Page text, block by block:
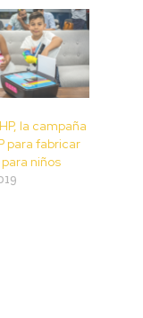
la campaña
para fabricar
niños